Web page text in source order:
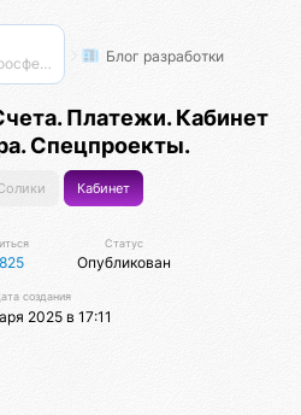
Cимулятор ноосферы Блог разработки
Платежи. Кабинет
Спецпроекты.
Кабинет
Статус
Опубликован
создания
2025 в 17:11